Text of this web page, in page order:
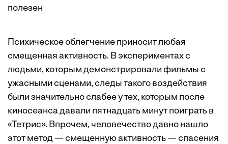
полезен
Психическое облегчение приносит любая
смещенная активность. В экспериментах с
людьми, которым демонстрировали фильмы с
ужасными сценами, следы такого воздействия
были значительно слабее у тех, которым после
киносеанса давали пятнадцать минут поиграть в
«Тетрис». Впрочем, человечество давно нашло
этот метод — смещенную активность — спасения